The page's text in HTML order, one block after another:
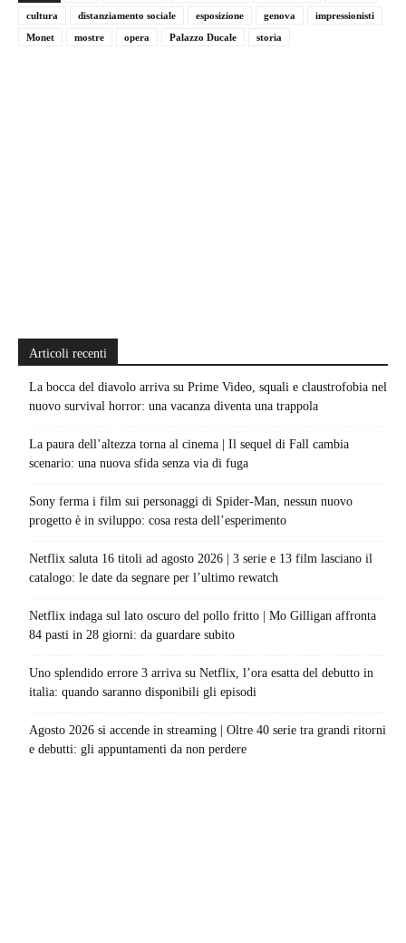
cultura
distanziamento sociale esposizione genova
impressionisti
Monet
mostre opera Palazzo Ducale storia
Articoli recenti
La bocca del diavolo arriva su Prime Video, squali e claustrofobia nel
nuovo survival horror: una vacanza diventa una trappola
La paura dell’altezza torna al cinema | Il sequel di Fall cambia
scenario: una nuova sfida senza via di fuga
Sony ferma i film sui personaggi di Spider-Man, nessun nuovo
progetto è in sviluppo: cosa resta dell’esperimento
Netflix saluta 16 titoli ad agosto 2026 | 3 serie e 13 film lasciano il
catalogo: le date da segnare per l’ultimo rewatch
Netflix indaga sul lato oscuro del pollo fritto | Mo Gilligan affronta
84 pasti in 28 giorni: da guardare subito
Uno splendido errore 3 arriva su Netflix, l’ora esatta del debutto in
italia: quando saranno disponibili gli episodi
Agosto 2026 si accende in streaming | Oltre 40 serie tra grandi ritorni
e debutti: gli appuntamenti da non perdere